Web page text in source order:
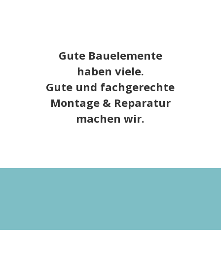
Gute Bauelemente
haben viele.
Gute und fachgerechte
Montage & Reparatur
machen wir.